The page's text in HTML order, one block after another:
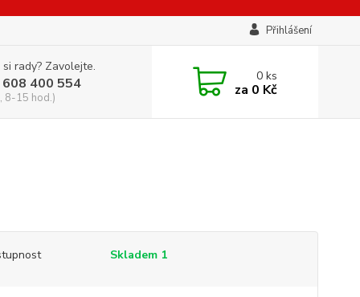
Přihlášení
rady? Zavolejte.
400 554
8-15 hod.)
0ks
za 0 Kč
Skladem 1